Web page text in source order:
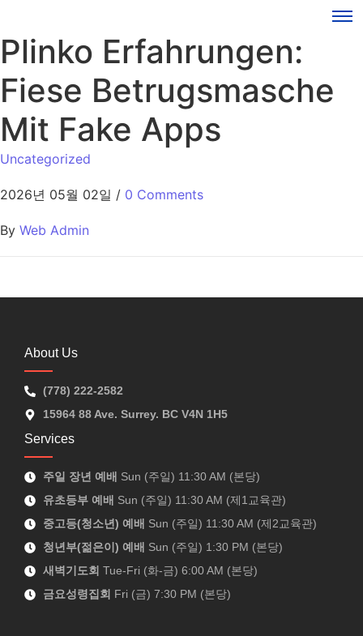
Plinko Erfahrungen:
Fiese Betrugsmasche
Mit Fake Apps
Uncategorized
2026년 05월 02일 / 0 Comments
By Web Admin
About Us
(778) 222-2582
15964 88 Ave. Surrey. BC V4N 1H5
Services
주일 장년 예배 Sun (주일) 11:30 AM (본당)
유초등부 예배 Sun (주일) 11:30 AM (제1교육관)
중고등(청소년) 예배 Sun (주일) 11:30 AM (제2교육관)
청년부(젊은이) 예배 Sun (주일) 1:30 PM (본당)
새벽기도회 Tue-Fri (화-금) 6:00 AM (본당)
금요성령집회 Fri (금) 7:30 PM (본당)